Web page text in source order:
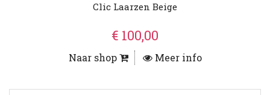
Clic Laarzen Beige
€ 100,00
Naar shop Meer info